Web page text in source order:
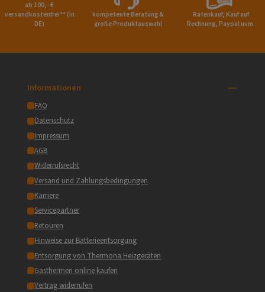
ab 100,- €
versandkostenfrei** (in
DE)
kompetente Beratung &
große Produktauswahl
Ratenkauf, Kauf auf
Rechnung, Paypal uvm.
Informationen
FAQ
Datenschutz
Impressum
AGB
Widerrufsrecht
Versand und Zahlungsbedingungen
Karriere
Servicepartner
Retouren
Hinweise zur Batterieentsorgung
Entsorgung von Thermona Heizgeräten
Gasthermen online kaufen
Vertrag widerrufen